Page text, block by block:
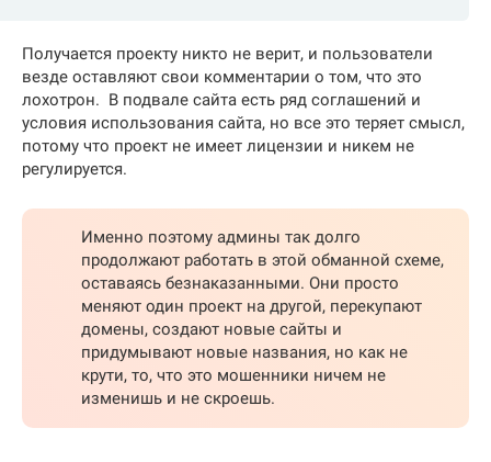
Получается проекту никто не верит, и пользователи
везде оставляют свои комментарии о том, что это
лохотрон. В подвале сайта есть ряд соглашений и
условия использования сайта, но все это теряет смысл,
потому что проект не имеет лицензии и никем не
регулируется.
Именно поэтому админы так долго
продолжают работать в этой обманной схеме,
оставаясь безнаказанными. Они просто
меняют один проект на другой, перекупают
домены, создают новые сайты и
придумывают новые названия, но как не
крути, то, что это мошенники ничем не
изменишь и не скроешь.